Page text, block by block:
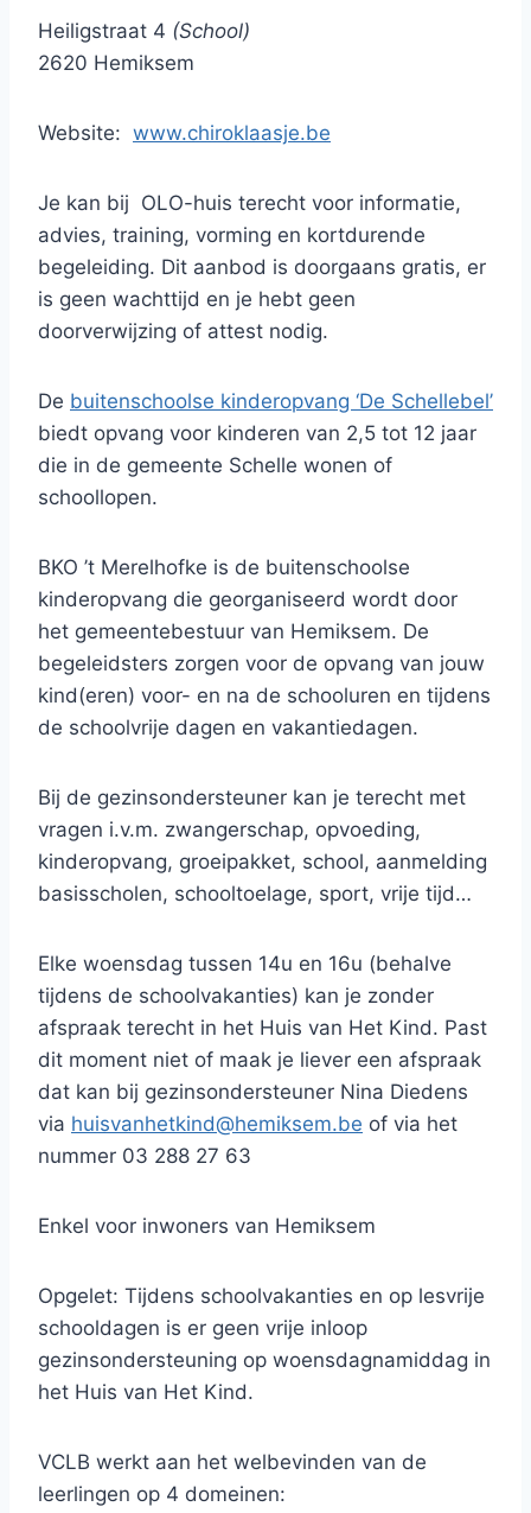
Heiligstraat 4 (School)
2620 Hemiksem
Website: www.chiroklaasje.be
Je kan bij OLO-huis terecht voor informatie,
advies, training, vorming en kortdurende
begeleiding. Dit aanbod is doorgaans gratis, er
is geen wachttijd en je hebt geen
doorverwijzing of attest nodig.
De buitenschoolse kinderopvang ‘De Schellebel’
biedt opvang voor kinderen van 2,5 tot 12 jaar
die in de gemeente Schelle wonen of
schoollopen.
BKO ’t Merelhofke is de buitenschoolse
kinderopvang die georganiseerd wordt door
het gemeentebestuur van Hemiksem. De
begeleidsters zorgen voor de opvang van jouw
kind(eren) voor- en na de schooluren en tijdens
de schoolvrije dagen en vakantiedagen.
Bij de gezinsondersteuner kan je terecht met
vragen i.v.m. zwangerschap, opvoeding,
kinderopvang, groeipakket, school, aanmelding
basisscholen, schooltoelage, sport, vrije tijd…
Elke woensdag tussen 14u en 16u (behalve
tijdens de schoolvakanties) kan je zonder
afspraak terecht in het Huis van Het Kind. Past
dit moment niet of maak je liever een afspraak
dat kan bij gezinsondersteuner Nina Diedens
via huisvanhetkind@hemiksem.be of via het
nummer 03 288 27 63
Enkel voor inwoners van Hemiksem
Opgelet: Tijdens schoolvakanties en op lesvrije
schooldagen is er geen vrije inloop
gezinsondersteuning op woensdagnamiddag in
het Huis van Het Kind.
VCLB werkt aan het welbevinden van de
leerlingen op 4 domeinen: